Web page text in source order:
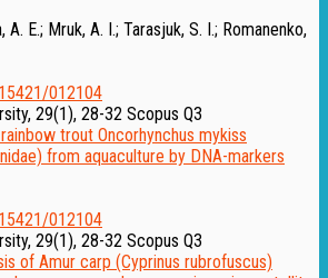
A. E.; Mruk, A. I.; Tarasjuk, S. I.; Romanenko,
012104
29(1), 28-32 Scopus Q3
012104
29(1), 28-32 Scopus Q3